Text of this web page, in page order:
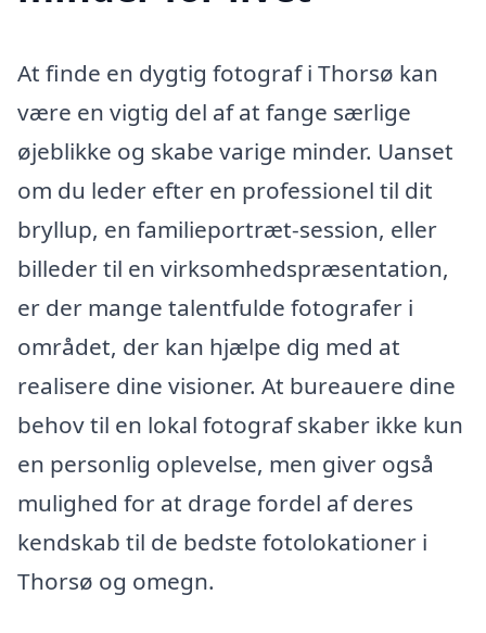
At finde en dygtig fotograf i Thorsø kan
være en vigtig del af at fange særlige
øjeblikke og skabe varige minder. Uanset
om du leder efter en professionel til dit
bryllup, en familieportræt-session, eller
billeder til en virksomhedspræsentation,
er der mange talentfulde fotografer i
området, der kan hjælpe dig med at
realisere dine visioner. At bureauere dine
behov til en lokal fotograf skaber ikke kun
en personlig oplevelse, men giver også
mulighed for at drage fordel af deres
kendskab til de bedste fotolokationer i
Thorsø og omegn.